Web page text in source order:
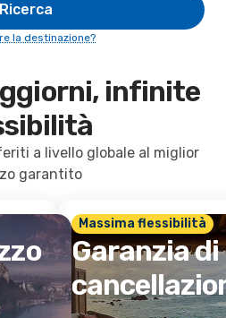
Ricerca
la destinazione?
infinite
a livello globale al miglior
garantito
Massima flessibilità
Garanzia di